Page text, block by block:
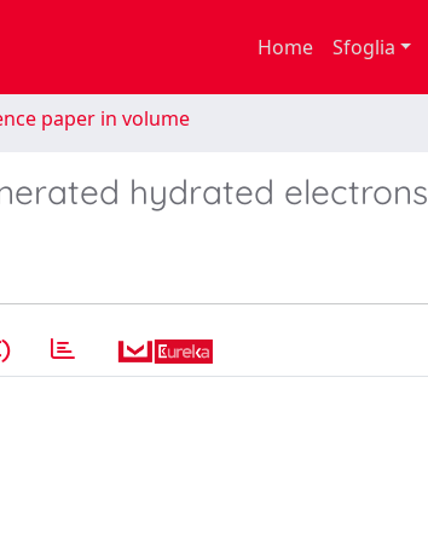
Home Sfoglia
paper in volume
hydrated electrons